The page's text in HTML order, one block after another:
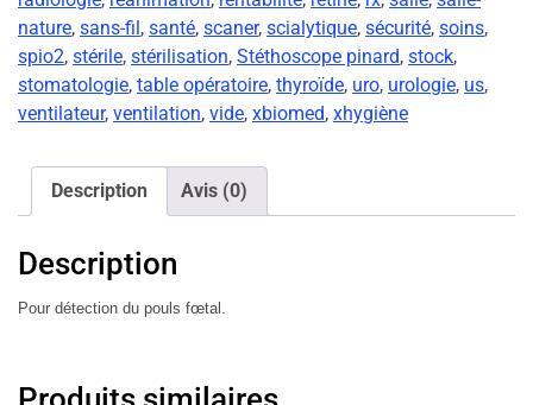
nature, sans-fil, santé, scaner, scialytique, sécurité, soins,
spio2, stérile, stérilisation, Stéthoscope pinard, stock,
stomatologie, table opératoire, thyroïde, uro, urologie, us,
ventilateur, ventilation, vide, xbiomed, xhygiène
Description Avis (0)
Description
Pour détection du pouls fœtal.